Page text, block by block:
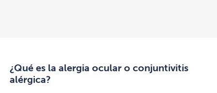
¿Qué es la alergia ocular o conjuntivitis
alérgica?